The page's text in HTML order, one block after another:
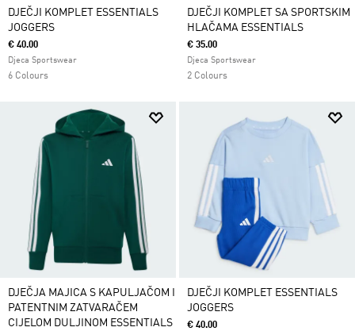
DJEČJI KOMPLET ESSENTIALS
JOGGERS
€ 40.00
Djeca Sportswear
6 Colours
DJEČJI KOMPLET SA SPORTSKIM
HLAČAMA ESSENTIALS
€ 35.00
Djeca Sportswear
2 Colours
DJEČJA MAJICA S KAPULJAČOM I
PATENTNIM ZATVARAČEM
CIJELOM DULJINOM ESSENTIALS
DJEČJI KOMPLET ESSENTIALS
JOGGERS
€ 40.00